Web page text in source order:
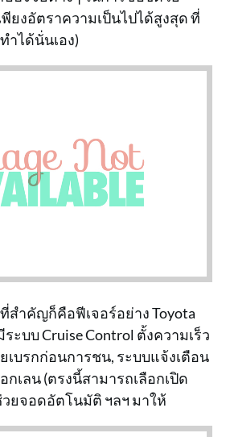
ยงอัตราความเป็นไปได้สูงสุด ที่
ำได้นั่นเอง)
สำคัญก็คือฟีเจอร์อย่าง Toyota
ระบบ Cruise Control ตั้งความเร็ว
เบรกก่อนการชน, ระบบแจ้งเตือน
กเลน (ตรงนี้สามารถเลือกเปิด
ยจอดอัตโนมัติ ฯลฯ มาให้